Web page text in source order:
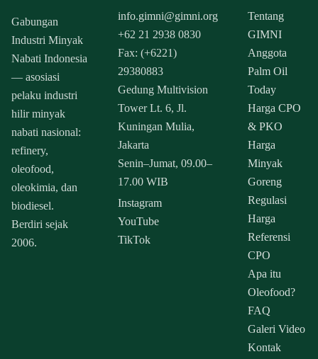
Gabungan
Industri Minyak
Nabati Indonesia
— asosiasi
pelaku industri
hilir minyak
nabati nasional:
refinery,
oleofood,
oleokimia, dan
biodiesel.
Berdiri sejak
2006.
info.gimni@gimni.org
+62 21 2938 0830
Fax: (+6221)
29380883
Gedung Multivision
Tower Lt. 6, Jl.
Kuningan Mulia,
Jakarta
Senin–Jumat, 09.00–
17.00 WIB
Instagram
YouTube
TikTok
Tentang
GIMNI
Anggota
Palm Oil
Today
Harga CPO
& PKO
Harga
Minyak
Goreng
Regulasi
Harga
Referensi
CPO
Apa itu
Oleofood?
FAQ
Galeri Video
Kontak